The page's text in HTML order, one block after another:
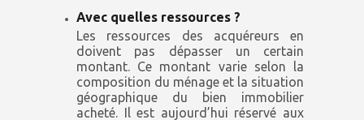
Avec quelles ressources ?
Les ressources des acquéreurs en
doivent pas dépasser un certain
montant. Ce montant varie selon la
composition du ménage et la situation
géographique du bien immobilier
acheté. Il est aujourd’hui réservé aux